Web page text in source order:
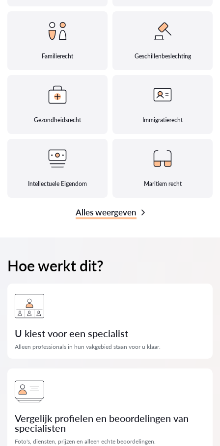
Familierecht Geschillenbeslechting
Gezondheidsrecht Immigratierecht
Intellectuele Eigendom Maritiem recht
Alles weergeven
Hoe werkt dit?
U kiest voor een specialist
Alleen professionals in hun vakgebied staan ​​voor u klaar.
Vergelijk profielen en beoordelingen van
specialisten
Foto's, diensten, prijzen en alleen echte beoordelingen.